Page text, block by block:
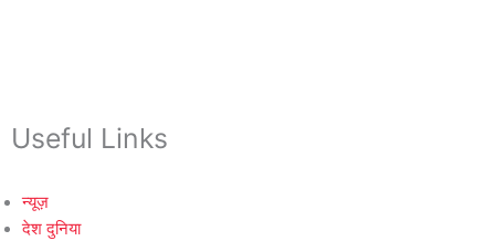
Useful Links
न्यूज़
देश दुनिया